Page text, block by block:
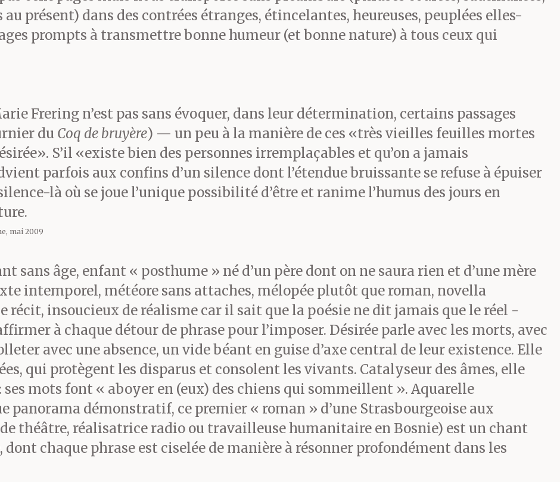
présent) dans des contrées étranges, étincelantes, heureuses, peuplées elles-
prompts à transmettre bonne humeur (et bonne nature) à tous ceux qui
Frering n’est pas sans évoquer, dans leur détermination, certains passages
du Coq de bruyère) — un peu à la manière de ces «très vieilles feuilles mortes
S’il «existe bien des personnes irremplaçables et qu’on a jamais
parfois aux confins d’un silence dont l’étendue bruissante se refuse à épuiser
là où se joue l’unique possibilité d’être et ranime l’humus des jours en
mai 2009
sans âge, enfant « posthume » né d’un père dont on ne saura rien et d’une mère
intemporel, météore sans attaches, mélopée plutôt que roman, novella
insoucieux de réalisme car il sait que la poésie ne dit jamais que le réel -
à chaque détour de phrase pour l’imposer. Désirée parle avec les morts, avec
avec une absence, un vide béant en guise d’axe central de leur existence. Elle
qui protègent les disparus et consolent les vivants. Catalyseur des âmes, elle
ses mots font « aboyer en (eux) des chiens qui sommeillent ». Aquarelle
panorama démonstratif, ce premier « roman » d’une Strasbourgeoise aux
théâtre, réalisatrice radio ou travailleuse humanitaire en Bosnie) est un chant
chaque phrase est ciselée de manière à résonner profondément dans les